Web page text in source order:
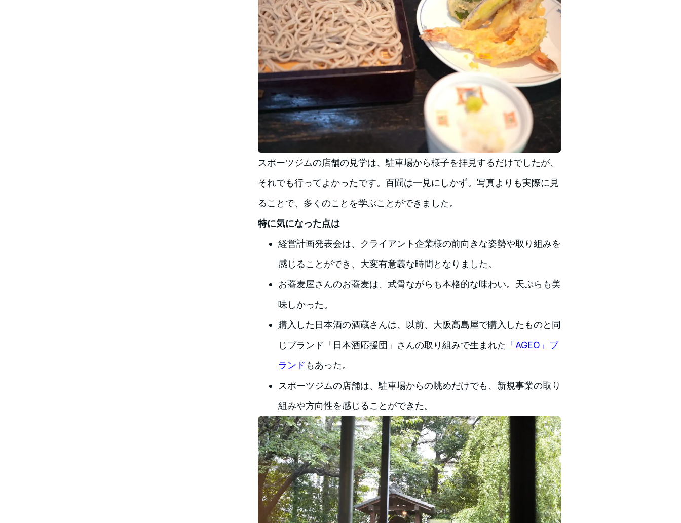
スポーツジムの店舗の見学は、駐車場から様子を拝見するだけでしたが、
それでも行ってよかったです。百聞は一見にしかず。写真よりも実際に見
ることで、多くのことを学ぶことができました。
特に気になった点は
経営計画発表会は、クライアント企業様の前向きな姿勢や取り組みを
感じることができ、大変有意義な時間となりました。
お蕎麦屋さんのお蕎麦は、武骨ながらも本格的な味わい。天ぷらも美
味しかった。
購入した日本酒の酒蔵さんは、以前、大阪高島屋で購入したものと同
じブランド「日本酒応援団」さんの取り組みで生まれた 「AGEO」ブ
ランド もあった。
スポーツジムの店舗は、駐車場からの眺めだけでも、新規事業の取り
組みや方向性を感じることができた。